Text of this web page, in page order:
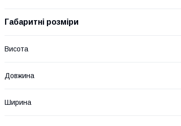
Габаритні розміри
Висота
Довжина
Ширина